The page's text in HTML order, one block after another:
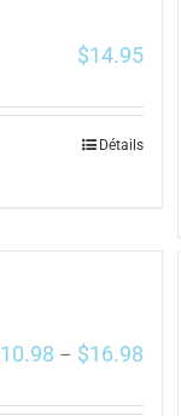
$14.95
Détails
10.98 – $16.98